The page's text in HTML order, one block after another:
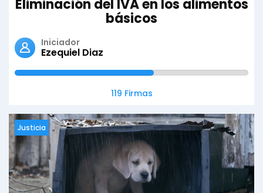
Eliminación del IVA en los alimentos
básicos
Iniciador
Ezequiel Diaz
119 Firmas
Justicia